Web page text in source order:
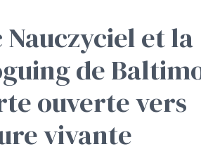
et la
de
ouverte vers
vivante